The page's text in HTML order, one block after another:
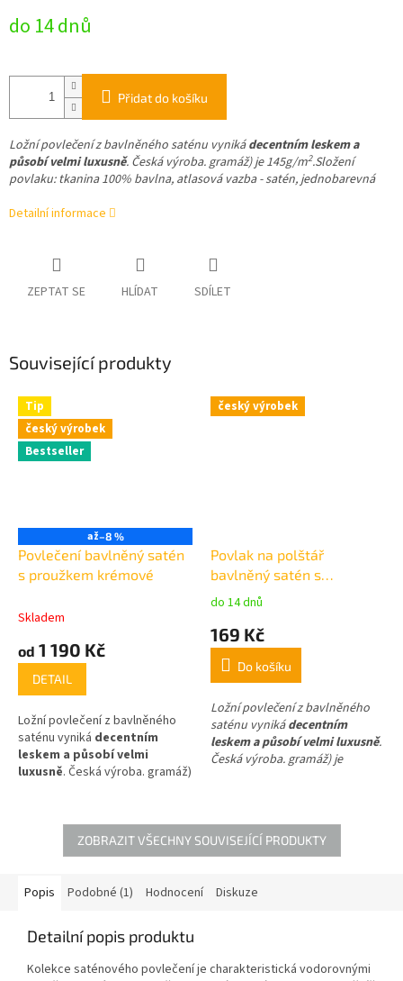
cena:
do 14 dnů
Přidat do košíku
Ložní povlečení z bavlněného saténu vynikádecentním leskem a
působí velmi luxusně. Česká výroba.gramáž) je 145g/m2.Složení
povlaku: tkanina 100% bavlna, atlasová vazba - satén, jednobarevná
Detailní informace
ZEPTAT SE HLÍDAT SDÍLET
Související produkty
Tip
český výrobek
Bestseller
až–8 %
Povlečení bavlněný satén
s proužkem krémové
Skladem
od 1 190 Kč
DETAIL
Ložní povlečení z bavlněného
saténu vyniká decentním
leskem a působí velmi
luxusně. Česká výroba. gramáž)
český výrobek
Povlak na polštář
bavlněný satén s
proužkem béžový 50x70
Průměrné
produktu
5,0
5
hvězdiček.
do 14 dnů
169 Kč
Do košíku
Ložní povlečení z bavlněného
saténu vynikádecentním
leskem a působí velmi luxusně.
Česká výroba.gramáž) je
ZOBRAZIT VŠECHNY SOUVISEJÍCÍ PRODUKTY
Popis Podobné (1) Hodnocení Diskuze
Detailní popis produktu
Kolekce saténového povlečení je charakteristická vodorovnými